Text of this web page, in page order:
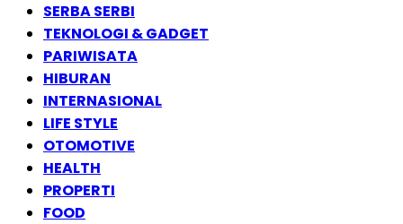
SERBA SERBI
TEKNOLOGI & GADGET
PARIWISATA
HIBURAN
INTERNASIONAL
LIFE STYLE
OTOMOTIVE
HEALTH
PROPERTI
FOOD